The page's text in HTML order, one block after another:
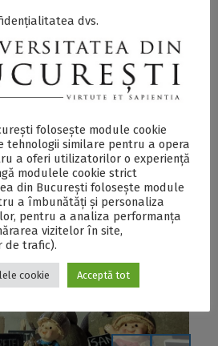
„Poveștile Pământului”
PENTRU
România spun „Poveștile
Hunedoara - DOCX
dvs.
folosește module cookie
tehnologii similare pentru a opera
a oferi utilizatorilor o experiență
modulele cookie strict
din București folosește module
a îmbunătăți și personaliza
pentru a analiza performanța
vizitelor în site,
de trafic).
cookie Acceptă tot